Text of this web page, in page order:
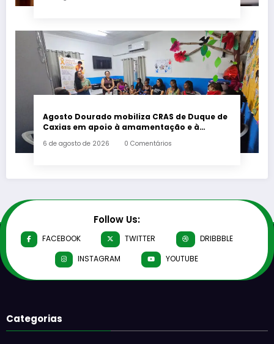
Agosto Dourado mobiliza CRAS de Duque de
Caxias em apoio à amamentação e à
6 de agosto de 2026 0 Comentários
Follow Us:
FACEBOOK TWITTER
DRIBBBLE
INSTAGRAM
YOUTUBE
Categorias